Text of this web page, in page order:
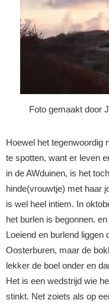
Foto gemaakt door
Hoewel het tegenwoordig
te spotten, want er leven
in de AWduinen, is het
hinde(vrouwtje) met haar
is wel heel intiem. In
het burlen is begonnen.
Loeiend en burlend liggen
Oosterburen, maar de
lekker de boel onder en
Het is een wedstrijd wie
stinkt. Net zoiets als op